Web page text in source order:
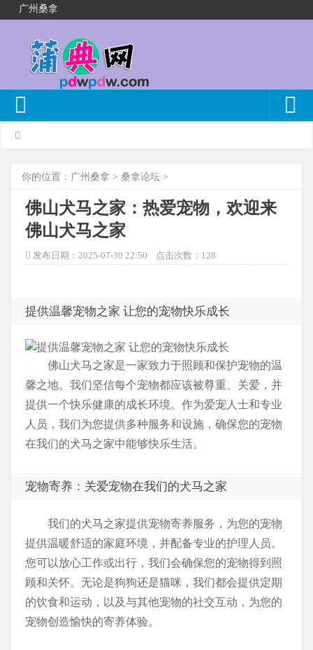
广州桑拿
你的位置： 广州桑拿 > 桑拿论坛 >
佛山犬马之家：热爱宠物，欢迎来
佛山犬马之家
发布日期：2025-07-30 22:50 点击次数：128
提供温馨宠物之家 让您的宠物快乐成长
佛山犬马之家是一家致力于照顾和保护宠物的温
馨之地。我们坚信每个宠物都应该被尊重、关爱，并
提供一个快乐健康的成长环境。作为爱宠人士和专业
人员，我们为您提供多种服务和设施，确保您的宠物
在我们的犬马之家中能够快乐生活。
宠物寄养：关爱宠物在我们的犬马之家
我们的犬马之家提供宠物寄养服务，为您的宠物
提供温暖舒适的家庭环境，并配备专业的护理人员。
您可以放心工作或出行，我们会确保您的宠物得到照
顾和关怀。无论是狗狗还是猫咪，我们都会提供定期
的饮食和运动，以及与其他宠物的社交互动，为您的
宠物创造愉快的寄养体验。